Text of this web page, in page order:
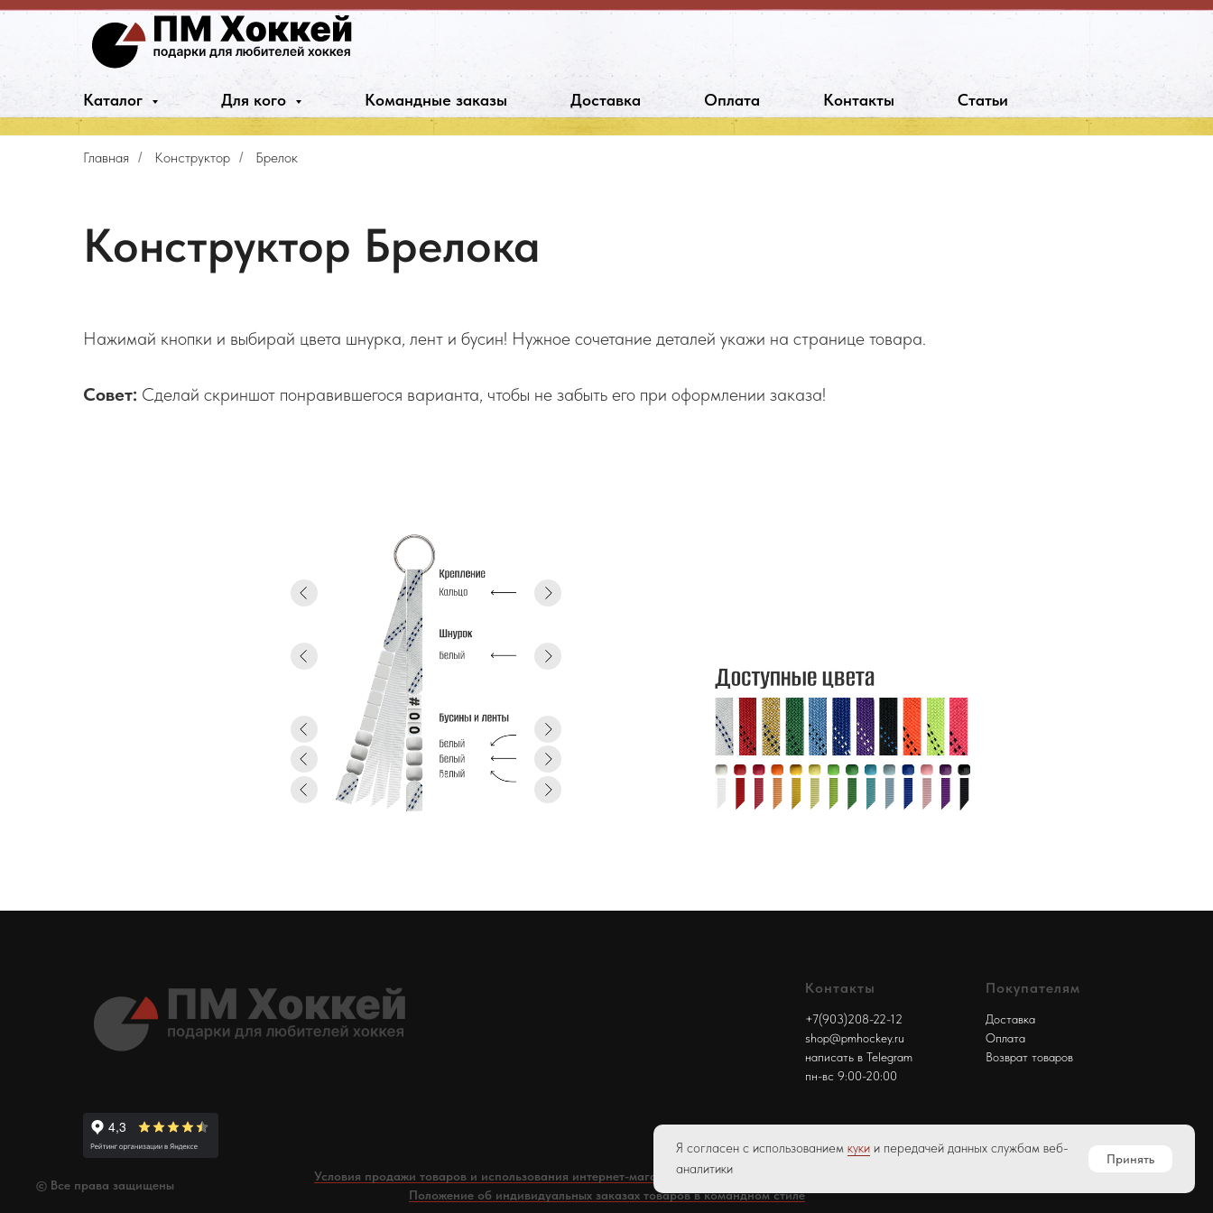
Каталог Для кого Командные заказы Доставка Оплата Контакты Статьи
Главная / Конструктор / Брелок
Конструктор Брелока
Нажимай кнопки и выбирай цвета шнурка, лент и бусин! Нужное сочетание деталей укажи на странице товара.
Совет: Сделай скриншот понравившегося варианта, чтобы не забыть его при оформлении заказа!
Контакты
+7(903)208-22-12
shop@pmhockey.ru
написать в Telegram
пн-вс 9:00-20:00
Покупателям
Доставка
Оплата
Возврат товаров
© Все права защищены
Условия продажи товаров и использования интернет-магазина
Политика конфиденциальности
Положение об индивидуальных заказах товаров в командном стиле
Я согласен с использованием куки и передачей данных службам веб-
аналитики
Принять